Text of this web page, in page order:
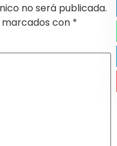
no será publicada.
con *